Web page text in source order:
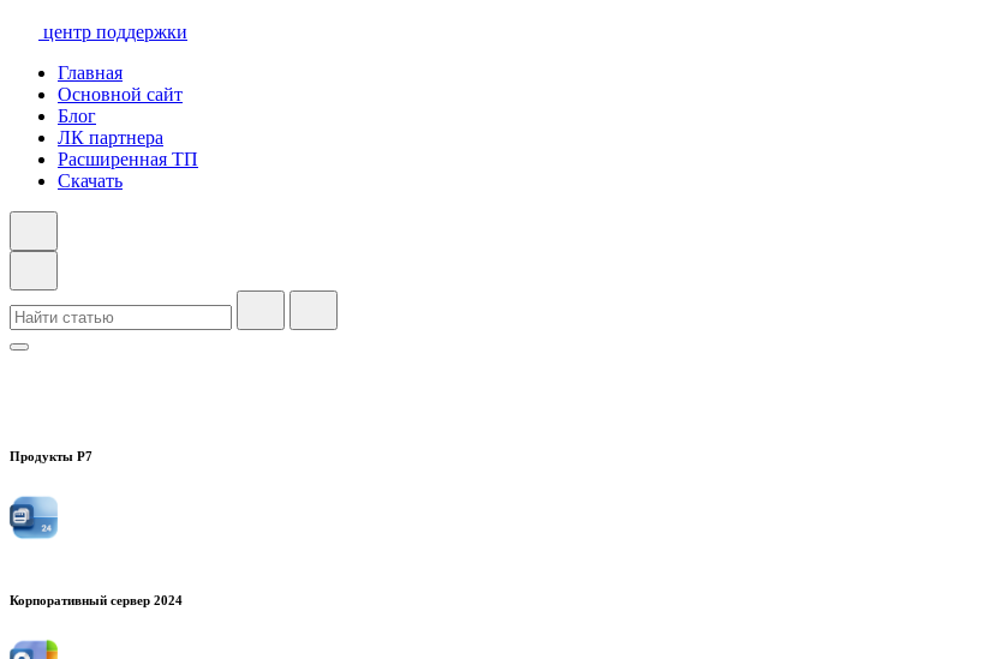
центр поддержки
Главная
Основной сайт
Блог
ЛК партнера
Расширенная ТП
Скачать
Продукты Р7
Корпоративный сервер 2024